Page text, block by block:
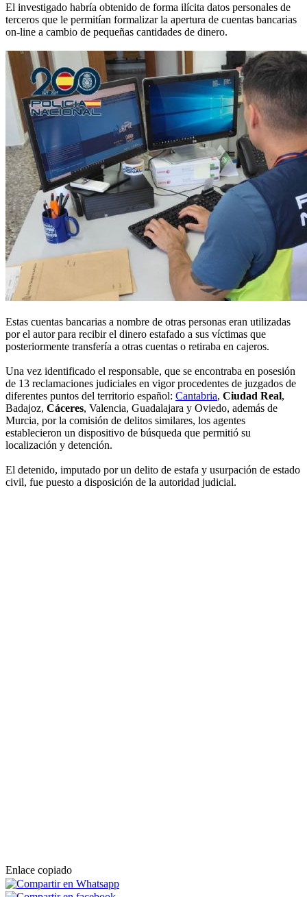
El investigado habría obtenido de forma ilícita datos personales de
terceros que le permitían formalizar la apertura de cuentas bancarias
on-line a cambio de pequeñas cantidades de dinero.
Estas cuentas bancarias a nombre de otras personas eran utilizadas
por el autor para recibir el dinero estafado a sus víctimas que
posteriormente transfería a otras cuentas o retiraba en cajeros.
Una vez identificado el responsable, que se encontraba en posesión
de 13 reclamaciones judiciales en vigor procedentes de juzgados de
diferentes puntos del territorio español: Cantabria, Ciudad Real,
Badajoz, Cáceres, Valencia, Guadalajara y Oviedo, además de
Murcia, por la comisión de delitos similares, los agentes
establecieron un dispositivo de búsqueda que permitió su
localización y detención.
El detenido, imputado por un delito de estafa y usurpación de estado
civil, fue puesto a disposición de la autoridad judicial.
Enlace copiado